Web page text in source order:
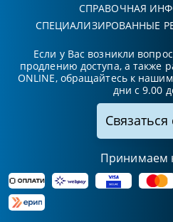
СПРАВОЧНАЯ
СПЕЦИАЛИЗИРОВАННЫЕ
Если у Вас возникли
продлению доступа, а также
ONLINE, обращайтесь к
дни с 9.00
Принимаем